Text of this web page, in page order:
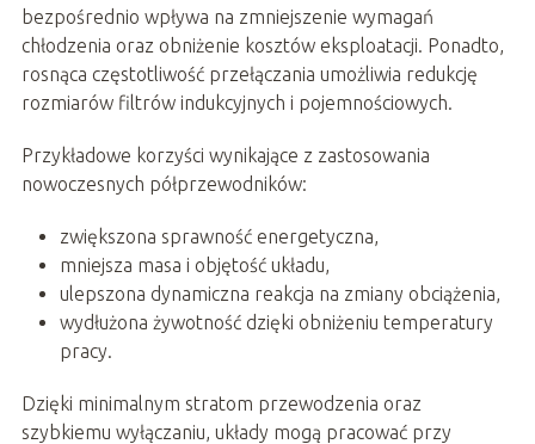
bezpośrednio wpływa na zmniejszenie wymagań
chłodzenia oraz obniżenie kosztów eksploatacji. Ponadto,
rosnąca częstotliwość przełączania umożliwia redukcję
rozmiarów filtrów indukcyjnych i pojemnościowych.
Przykładowe korzyści wynikające z zastosowania
nowoczesnych półprzewodników:
zwiększona sprawność energetyczna,
mniejsza masa i objętość układu,
ulepszona dynamiczna reakcja na zmiany obciążenia,
wydłużona żywotność dzięki obniżeniu temperatury
pracy.
Dzięki minimalnym stratom przewodzenia oraz
szybkiemu wyłączaniu, układy mogą pracować przy